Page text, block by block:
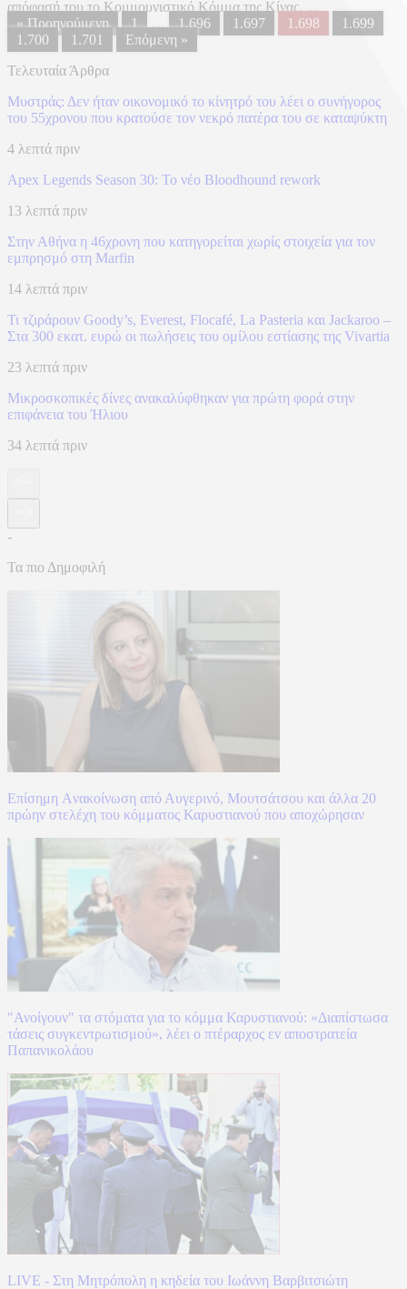
απόφασή του το Κομμουνιστικό Κόμμα της Κίνας, ...
« Προηγούμενη
1 … 1.696 1.697 1.698
1.699
1.700
1.701
Επόμενη »
Τελευταία Άρθρα
Μυστράς: Δεν ήταν οικονομικό το κίνητρό του λέει ο συνήγορος
του 55χρονου που κρατούσε τον νεκρό πατέρα του σε καταψύκτη
4 λεπτά πριν
Apex Legends Season 30: Το νέο Bloodhound rework
13 λεπτά πριν
Στην Αθήνα η 46χρονη που κατηγορείται χωρίς στοιχεία για τον
εμπρησμό στη Marfin
14 λεπτά πριν
Τι τζιράρουν Goody’s, Everest, Flocafé, La Pasteria και Jackaroo –
Στα 300 εκατ. ευρώ οι πωλήσεις του ομίλου εστίασης της Vivartia
23 λεπτά πριν
Μικροσκοπικές δίνες ανακαλύφθηκαν για πρώτη φορά στην
επιφάνεια του Ήλιου
34 λεπτά πριν
-
Τα πιο Δημοφιλή
Επίσημη Aνακοίνωση από Αυγερινό, Μουτσάτσου και άλλα 20
πρώην στελέχη του κόμματος Καρυστιανού που αποχώρησαν
"Ανοίγουν" τα στόματα για το κόμμα Καρυστιανού: «Διαπίστωσα
τάσεις συγκεντρωτισμού», λέει ο πτέραρχος εν αποστρατεία
Παπανικολάου
LIVE - Στη Μητρόπολη η κηδεία του Ιωάννη Βαρβιτσιώτη